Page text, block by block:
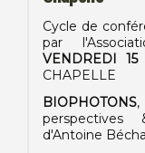
Cycle de
par
VENDREDI
CHAPELLE
BIOPHOTONS
d'Antoine